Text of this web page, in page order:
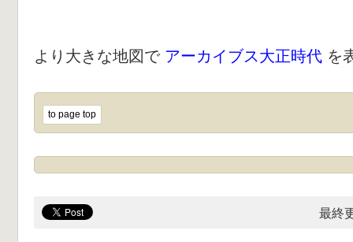
より大きな地図で アーカイブス大正時代 を
to page top
最終